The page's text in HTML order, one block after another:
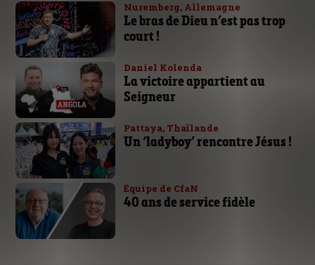
Nuremberg, Allemagne
Le bras de Dieu n’est pas trop
court !
Daniel Kolenda
La victoire appartient au
Seigneur
Pattaya, Thaïlande
Un ‘ladyboy’ rencontre Jésus !
Équipe de CfaN
40 ans de service fidèle